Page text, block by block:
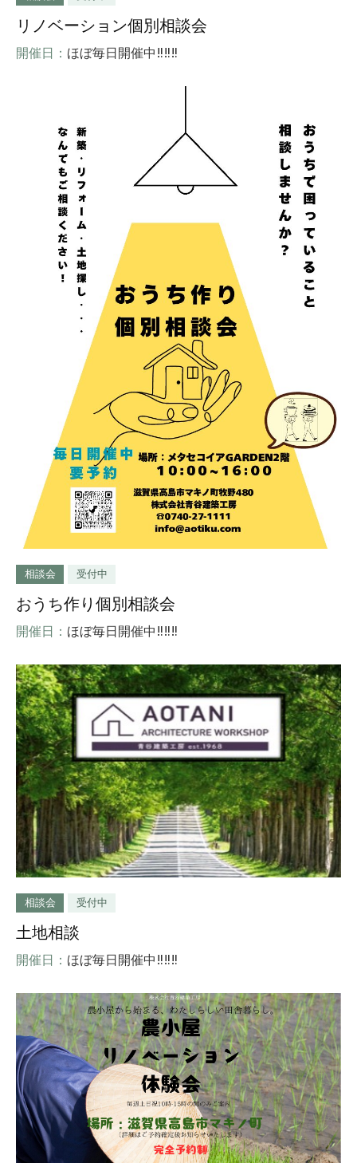
リノベーション個別相談会
開催日： ほぼ毎日開催中‼‼‼
相談会 受付中
おうち作り個別相談会
開催日： ほぼ毎日開催中‼‼‼
相談会 受付中
土地相談
開催日： ほぼ毎日開催中‼‼‼